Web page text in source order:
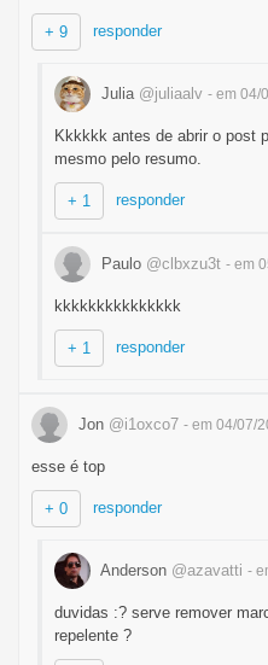
+ 9 responder
Julia @juliaalv - em 04/
Kkkkkk antes de abrir o post
mesmo pelo resumo.
+ 1 responder
Paulo @clbxzu3t - em
kkkkkkkkkkkkkkk
+ 1 responder
Jon @i1oxco7 - em 04/07/
esse é top
+ 0 responder
Anderson @azavatti -
duvidas :? serve remover
repelente ?